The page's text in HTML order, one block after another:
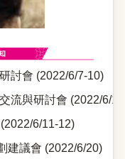
討會 (2022/6/7-10)
流與研討會 (2022/6/
6/11-12)
建議會 (2022/6/20)